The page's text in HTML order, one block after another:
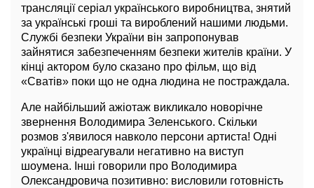
трансляції серіал українського виробництва, знятий
за українські гроші та вироблений нашими людьми.
Службі безпеки України він запропонував
зайнятися забезпеченням безпеки жителів країни. У
кінці актором було сказано про фільм, що від
«Сватів» поки що не одна людина не постраждала.
Але найбільший ажіотаж викликало новорічне
звернення Володимира Зеленського. Скільки
розмов з'явилося навколо персони артиста! Одні
українці відреагували негативно на виступ
шоумена. Інші говорили про Володимира
Олександровича позитивно: висловили готовність